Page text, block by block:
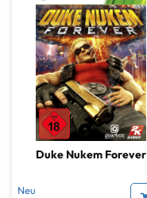
Duke Nukem Forever
Neu